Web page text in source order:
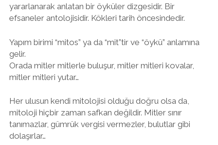
yararlanarak anlatan bir öyküler dizgesidir. Bir
efsaneler antolojisidir. Kökleri tarih öncesindedir.
Yapım birimi “mitos” ya da “mit”tir ve “öykü” anlamına
gelir.
Orada mitler mitlerle buluşur, mitler mitleri kovalar,
mitler mitleri yutar…
Her ulusun kendi mitolojisi olduğu doğru olsa da,
mitoloji hiçbir zaman safkan değildir. Mitler sınır
tanımazlar, gümrük vergisi vermezler, bulutlar gibi
dolaşırlar…